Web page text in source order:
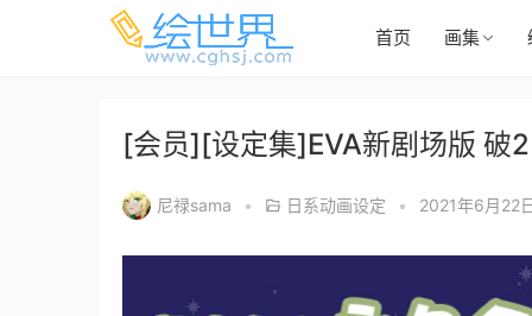
首页 画集
[会员][设定集]EVA新剧场版 破
尼禄sama • 日系动画设定 • 2021年6月22